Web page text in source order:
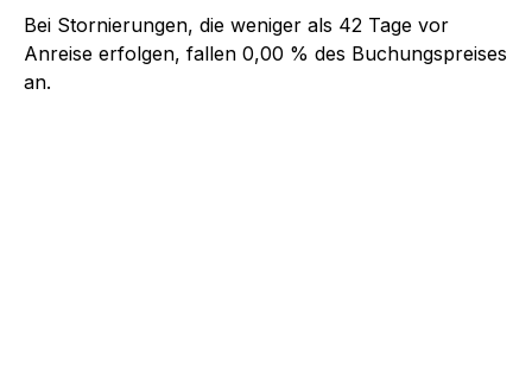
Bei Stornierungen, die weniger als 42 Tage vor
Anreise erfolgen, fallen 0,00 % des Buchungspreises
an.